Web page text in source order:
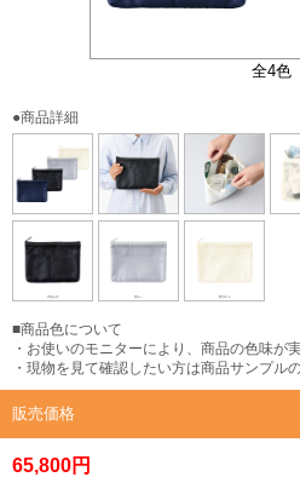
全4色
大きさイメ
5つの仕切りポケ
使用イメー
使用イメー
●商品詳細
■商品色について
・お使いのモニターにより、商品の色味が
・現物を見て確認したい方は商品サンプル
販売価格
65,800円